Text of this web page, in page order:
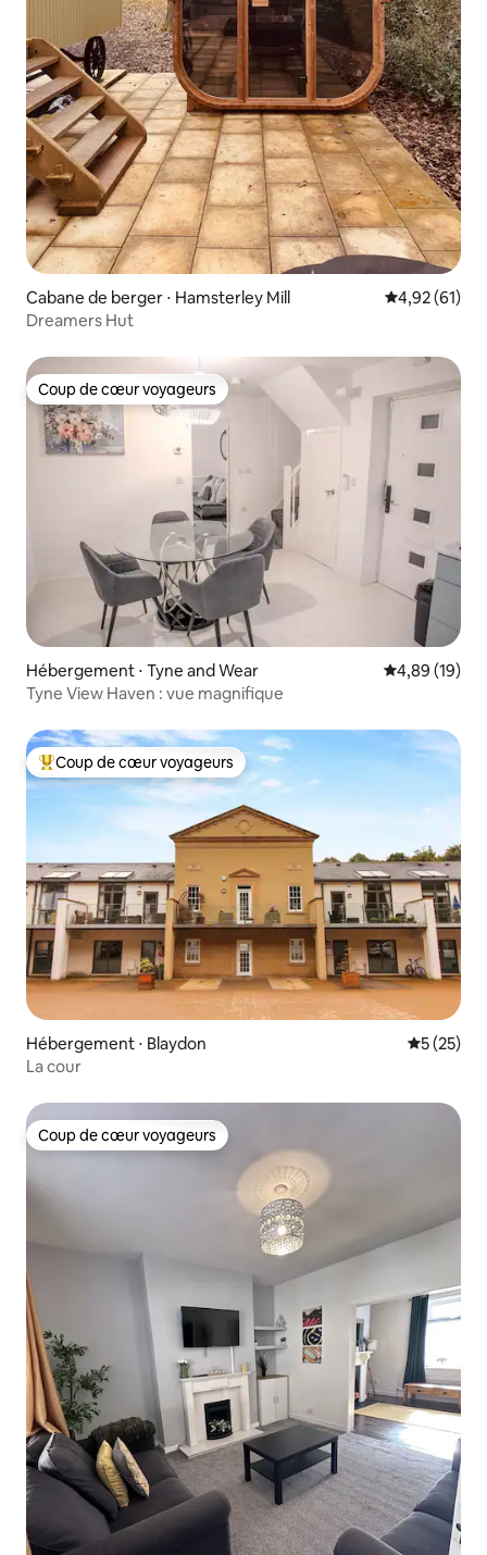
Cabane de berger ⋅ Hamsterley Mill Évaluation
4,92 (61)
Dreamers Hut
Coup de cœur voyageurs
Coup de cœur voyageurs
Hébergement ⋅ Tyne and Wear Évaluation
4,89 (19)
Tyne View Haven : vue magnifique
Coups de cœur voyageurs les plus appréciés
Coup de cœur voyageurs
Hébergement ⋅ Blaydon
5 (25)
La cour
Coup de cœur voyageurs
Coup de cœur voyageurs